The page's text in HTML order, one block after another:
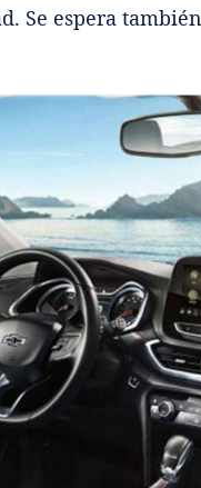
Se espera